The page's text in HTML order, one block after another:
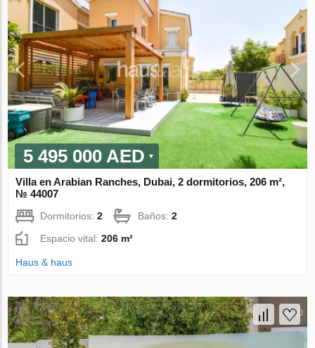
5 495 000 AED
Villa en Arabian Ranches, Dubai, 2 dormitorios, 206 m²,
№ 44007
Dormitorios:2 Baños:2
Espacio vital:206 m²
Haus & haus